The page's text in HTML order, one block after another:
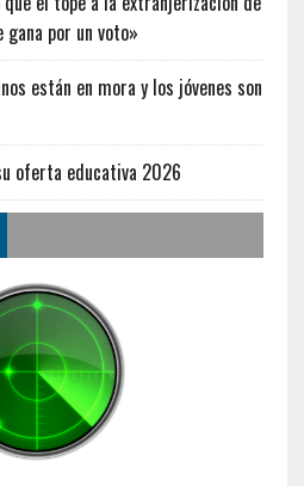
por un voto»
están en mora y los jóvenes son
oferta educativa 2026